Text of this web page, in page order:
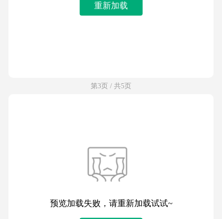
重新加载
第3页 / 共5页
预览加载失败，请重新加载试试~